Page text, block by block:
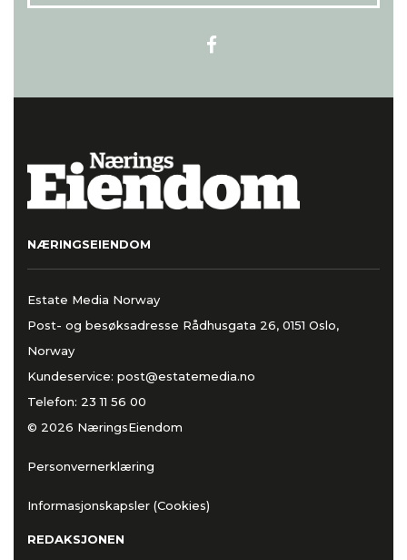
NÆRINGSEIENDOM
Estate Media Norway
Post- og besøksadresse Rådhusgata 26, 0151 Oslo,
Norway
Kundeservice: post@estatemedia.no
Telefon: 23 11 56 00
© 2026 NæringsEiendom
Personvernerklæring
Informasjonskapsler (Cookies)
REDAKSJONEN